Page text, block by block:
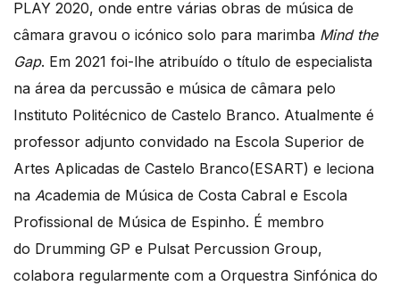
PLAY 2020, onde entre várias obras de música de
câmara gravou o icónico solo para marimba Mind the
Gap. Em 2021 foi-lhe atribuído o título de especialista
na área da percussão e música de câmara pelo
Instituto Politécnico de Castelo Branco. Atualmente é
professor adjunto convidado na Escola Superior de
Artes Aplicadas de Castelo Branco(ESART) e leciona
na Academia de Música de Costa Cabral e Escola
Profissional de Música de Espinho. É membro
do Drumming GP e Pulsat Percussion Group,
colabora regularmente com a Orquestra Sinfónica do